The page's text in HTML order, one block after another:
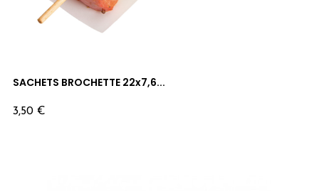
SACHETS BROCHETTE 22x7,6...
Prix
3,50 €